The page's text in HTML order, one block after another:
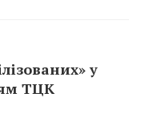
у
ТЦК